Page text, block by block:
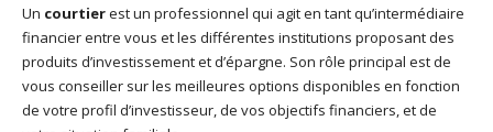
Un courtierest un professionnel qui agit en tant qu’intermédiaire
financier entre vous et les différentes institutions proposant des
produits d’investissement et d’épargne. Son rôle principal est de
vous conseiller sur les meilleures options disponibles en fonction
de votre profil d’investisseur, de vos objectifs financiers, et de